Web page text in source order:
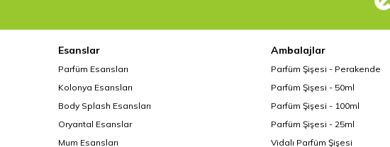
Esanslar
Parfüm Esansları
Kolonya Esansları
Body Splash Esansları
Oryantal Esanslar
Mum Esansları
Ambalajlar
Parfüm Şişesi - Perakende
Parfüm Şişesi - 50ml
Parfüm Şişesi - 100ml
Parfüm Şişesi - 25ml
Vidalı Parfüm Şişesi